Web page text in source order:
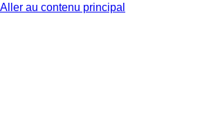
Aller au contenu principal